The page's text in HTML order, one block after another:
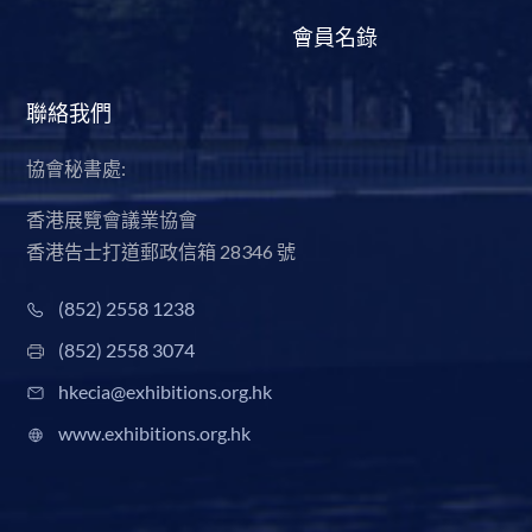
會員名錄
聯絡我們
協會秘書處:
香港展覽會議業協會
香港告士打道郵政信箱 28346 號
(852) 2558 1238
(852) 2558 3074
hkecia@exhibitions.org.hk
www.exhibitions.org.hk